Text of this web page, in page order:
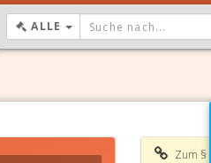
ALLE DROPDOWN:
Zum §